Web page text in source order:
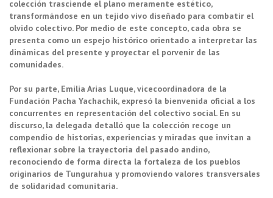
colección trasciende el plano meramente estético,
transformándose en un tejido vivo diseñado para combatir el
olvido colectivo. Por medio de este concepto, cada obra se
presenta como un espejo histórico orientado a interpretar las
dinámicas del presente y proyectar el porvenir de las
comunidades.
Por su parte, Emilia Arias Luque, vicecoordinadora de la
Fundación Pacha Yachachik, expresó la bienvenida oficial a los
concurrentes en representación del colectivo social. En su
discurso, la delegada detalló que la colección recoge un
compendio de historias, experiencias y miradas que invitan a
reflexionar sobre la trayectoria del pasado andino,
reconociendo de forma directa la fortaleza de los pueblos
originarios de Tungurahua y promoviendo valores transversales
de solidaridad comunitaria.